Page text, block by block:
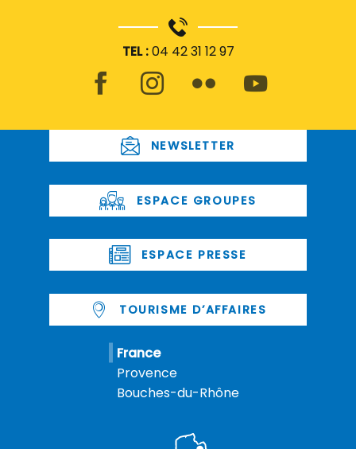
TEL :04 42 31 12 97
NEWSLETTER
ESPACE GROUPES
ESPACE PRESSE
TOURISME D’AFFAIRES
France
Provence
Bouches-du-Rhône